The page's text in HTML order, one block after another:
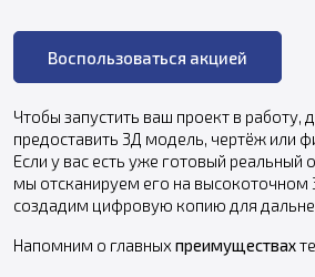
Воспользоваться акцией
Чтобы запустить ваш проект в работу,
предоставить 3Д модель, чертёж или
Если у вас есть уже готовый реальный
мы отсканируем его на высокоточном
создадим цифровую копию для
Напомним о главных преимуществах